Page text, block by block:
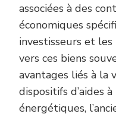
associées à des
économiques
investisseurs et
vers ces biens
avantages liés à la
dispositifs d’aides
énergétiques,